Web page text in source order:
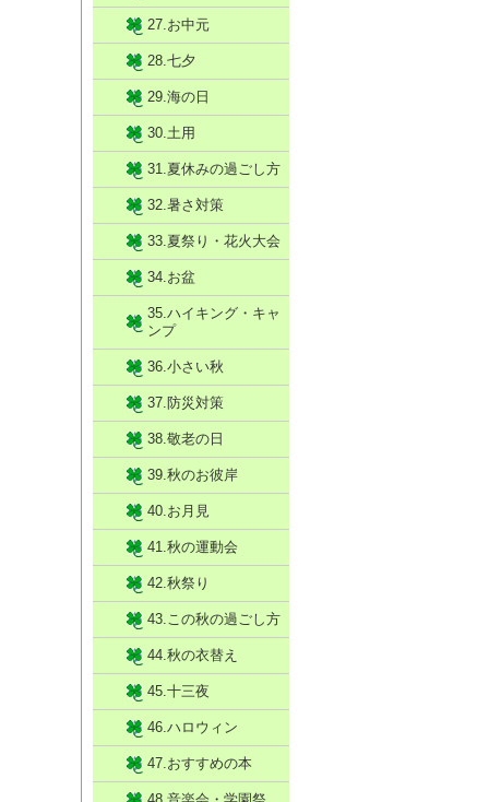
27.お中元
28.七夕
29.海の日
30.土用
31.夏休みの過ごし方
32.暑さ対策
33.夏祭り・花火大会
34.お盆
35.ハイキング・キャ
ンプ
36.小さい秋
37.防災対策
38.敬老の日
39.秋のお彼岸
40.お月見
41.秋の運動会
42.秋祭り
43.この秋の過ごし方
44.秋の衣替え
45.十三夜
46.ハロウィン
47.おすすめの本
48.音楽会・学園祭